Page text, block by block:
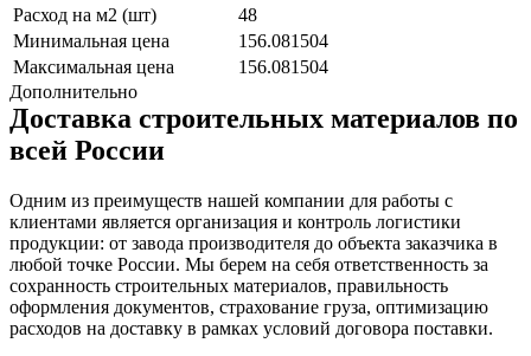
Расход на м2 (шт)
48
Минимальная цена
156.081504
Максимальная цена
156.081504
Дополнительно
Доставка строительных материалов по
всей России
Одним из преимуществ нашей компании для работы с
клиентами является организация и контроль логистики
продукции: от завода производителя до объекта заказчика в
любой точке России. Мы берем на себя ответственность за
сохранность строительных материалов, правильность
оформления документов, страхование груза, оптимизацию
расходов на доставку в рамках условий договора поставки.